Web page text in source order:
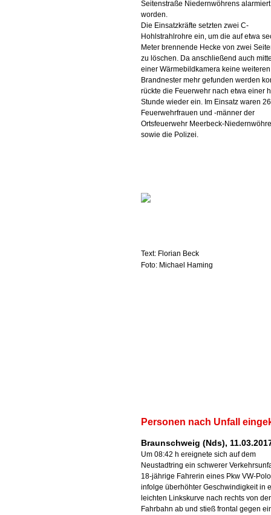
Seitenstraße Niedernwöhrens alarmiert
worden.
Die Einsatzkräfte setzten zwei C-
Hohlstrahlrohre ein, um die auf etwa
Meter brennende Hecke von zwei
zu löschen. Da anschließend auch
einer Wärmebildkamera keine weiteren
Brandnester mehr gefunden werden
rückte die Feuerwehr nach etwa einer
Stunde wieder ein. Im Einsatz waren 26
Feuerwehrfrauen und -männer der
Ortsfeuerwehr Meerbeck-
sowie die Polizei.
Text: Florian Beck
Foto: Michael Haming
Personen nach Unfall
Braunschweig (Nds),
Um 08:42 h ereignete sich auf dem
Neustadtring ein schwerer
18-jährige Fahrerin eines Pkw VW-
infolge überhöhter Geschwindigkeit in
leichten Linkskurve nach rechts von der
Fahrbahn ab und stieß frontal gegen